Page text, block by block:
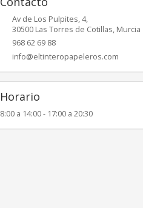
Av de Los Pulpites, 4,
30500 Las Torres de Cotillas, Murcia
968 62 69 88
info@eltinteropapeleros.com
Horario
8:00 a 14:00 - 17:00 a 20:30